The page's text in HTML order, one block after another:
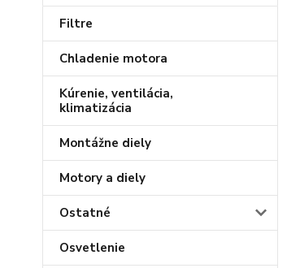
Filtre
Chladenie motora
Kúrenie, ventilácia,
klimatizácia
Montážne diely
Motory a diely
Ostatné
Osvetlenie